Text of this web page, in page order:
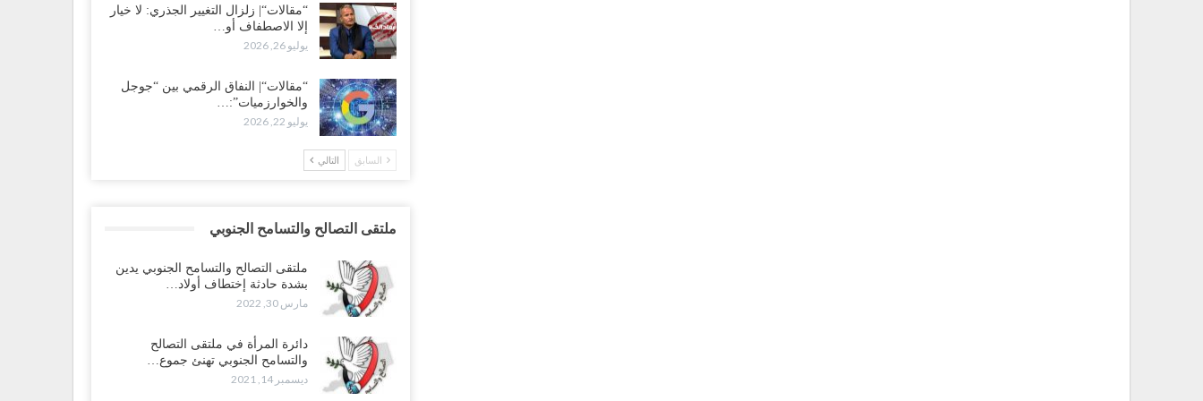
“مقالات“| زلزال التغيير الجذري: لا خيار
إلا الاصطفاف أو…
يوليو 26, 2026
“مقالات“| النفاق الرقمي بين “جوجل
والخوارزميات”:…
يوليو 22, 2026
السابق التالي
ملتقى التصالح والتسامح الجنوبي
ملتقى التصالح والتسامح الجنوبي يدين
بشدة حادثة إختطاف أولاد…
مارس 30, 2022
دائرة المرأة في ملتقى التصالح
والتسامح الجنوبي تهنئ جموع…
ديسمبر 14, 2021